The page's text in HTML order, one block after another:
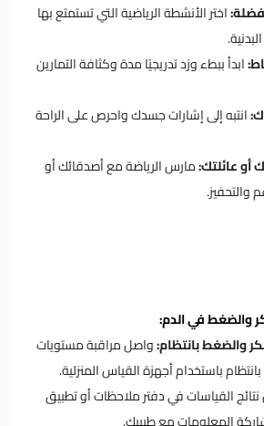
اختر الأنشطة الرياضية التي تستمتع بها
ابدأ ببطء وزد تدريجيًا مدة وكثافة التمارين
انتبه إلى إشارات جسدك واحرص على الراحة
أو عائلتك:مارس الرياضة مع أصدقائك أو
والتحفيز.
والضغط في الدم:
والضغط بانتظام:واصل مراقبة مستويات
باستخدام أجهزة القياس المنزلية.
القياسات في دفتر ملاحظات أو تطبيق